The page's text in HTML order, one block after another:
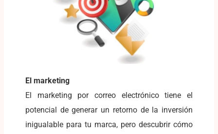
El marketing
El marketing por correo electrónico tiene el
potencial de generar un retorno de la inversión
inigualable para tu marca, pero descubrir cómo